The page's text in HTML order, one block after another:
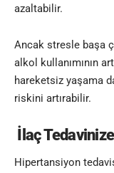
azaltabilir.
Ancak stresle başa
alkol kullanımının
hareketsiz yaşama
riskini artırabilir.
İlaç
Hipertansiyon